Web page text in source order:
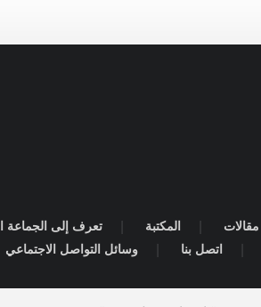
مقالات المكتبة تعرف إلى الجماعة
اتصل بنا وسائل التواصل الاجتماعي